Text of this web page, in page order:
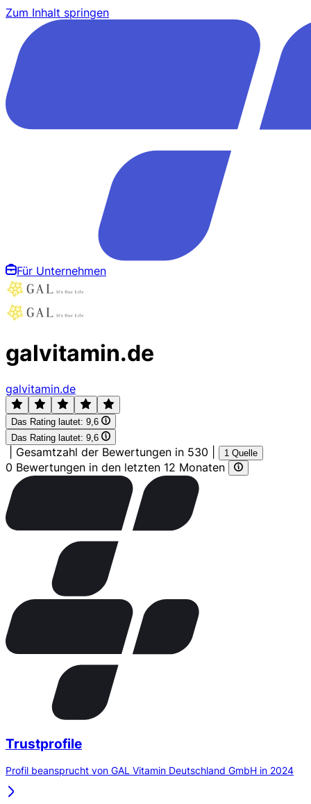
Zum Inhalt springen
Für Unternehmen
galvitamin.de
galvitamin.de
Das Rating lautet: 9,6
Das Rating lautet: 9,6
Gesamtzahl der Bewertungen in 530 1 Quelle
0 Bewertungen in den letzten 12 Monaten
Trustprofile
Profil beansprucht von GAL Vitamin Deutschland GmbH in 2024